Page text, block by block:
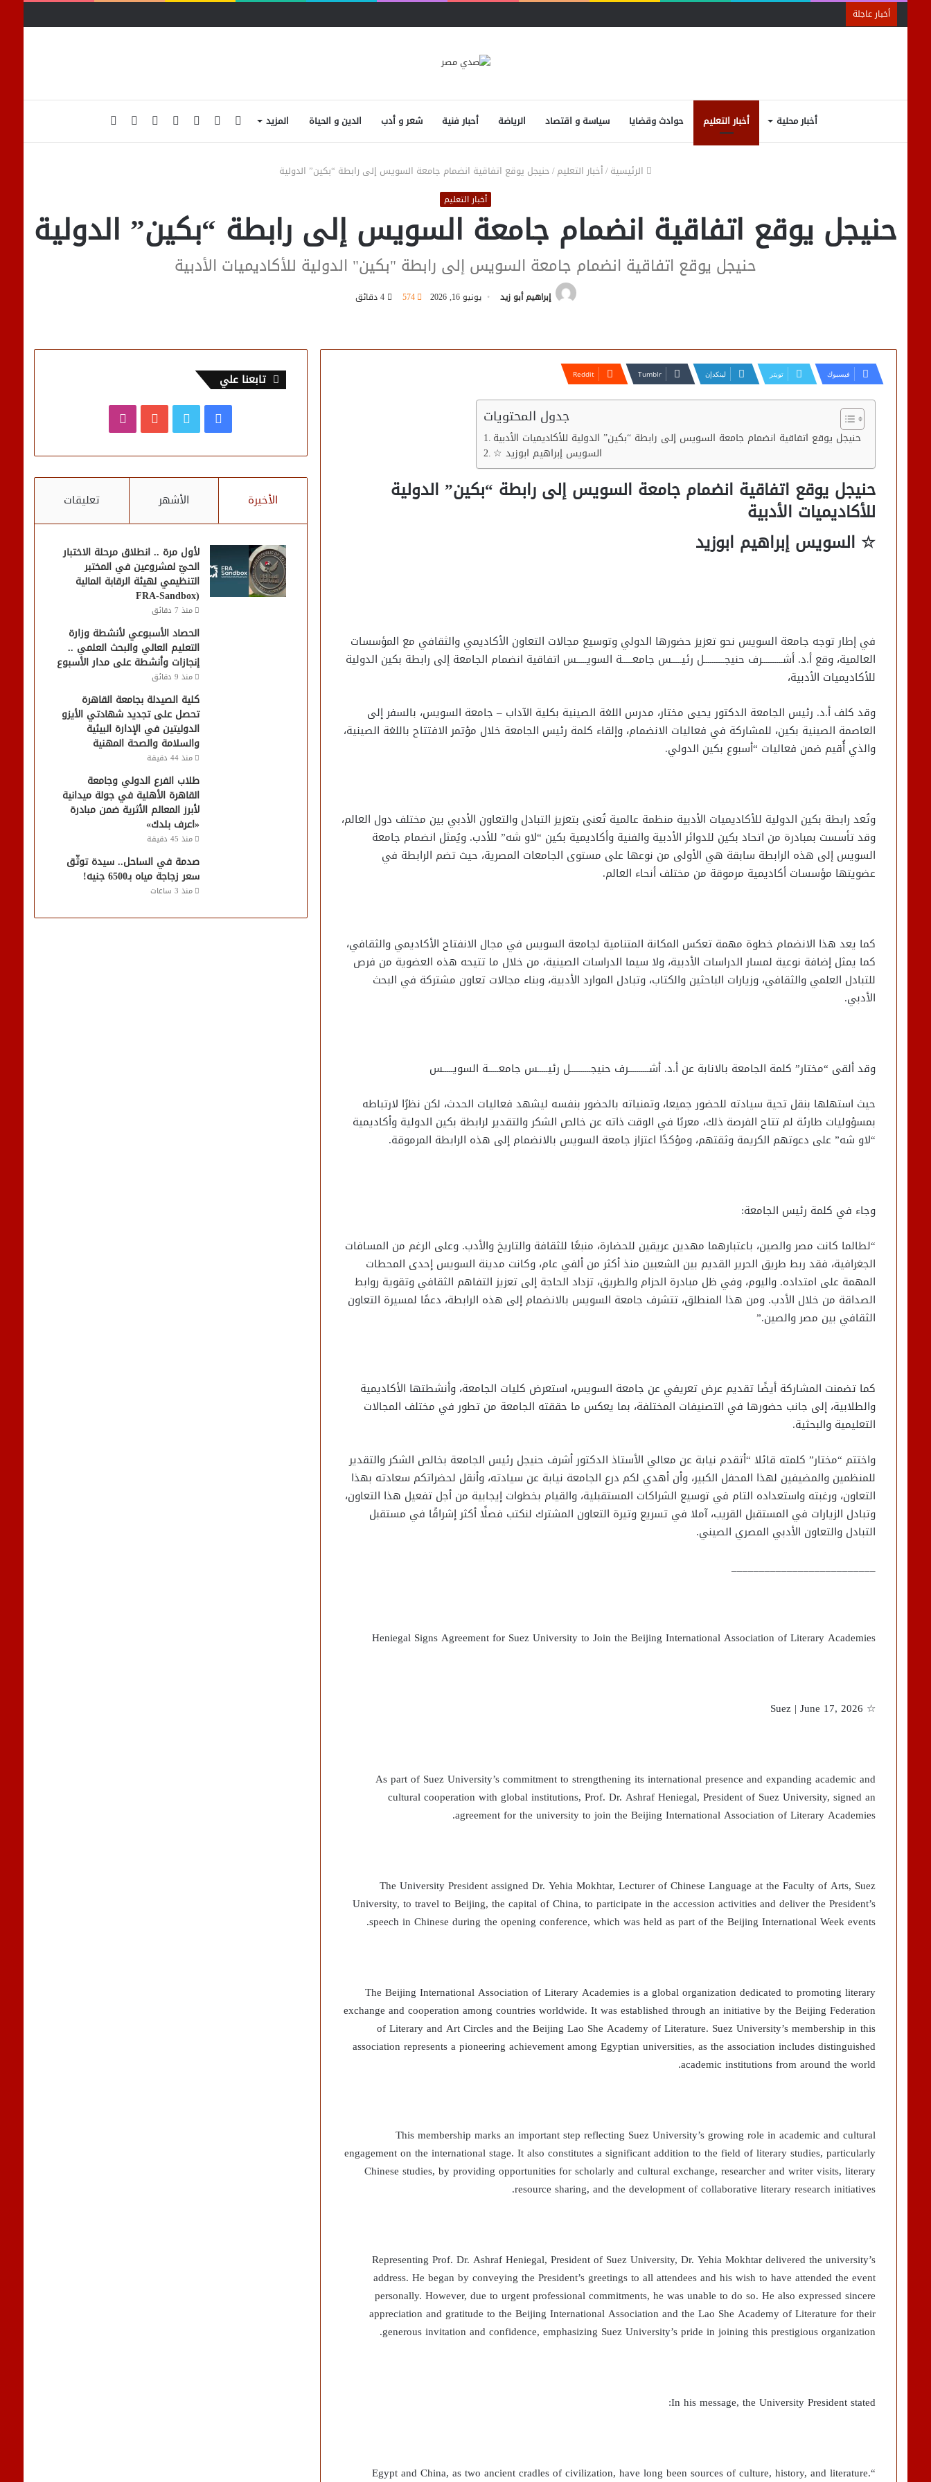
أخبار عاجلة
أخبار محلية أخبار التعليم حوادث وقضايا سياسة و اقتصاد الرياضة أحبار فنية شعر و أدب الدين و الحياة المزيد
الوضعإضافةتسجيل
انستقراميوتيوبتويتر
فيسبوك
الرئيسية/أخبار التعليم/حنيجل يوقع اتفاقية انضمام جامعة السويس إلى رابطة “بكين” الدولية
أخبار التعليم
حنيجل يوقع اتفاقية انضمام جامعة السويس إلى رابطة “بكين” الدولية
حنيجل يوقع اتفاقية انضمام جامعة السويس إلى رابطة "بكين" الدولية للأكاديميات الأدبية
إبراهيم أبو زيد يونيو 16, 2026 574 4 دقائق
فيسبوك تويتر لينكدإن
جدول المحتويات
حنيجل يوقع اتفاقية انضمام جامعة السويس إلى رابطة “بكين” الدولية للأكاديميات الأدبية
☆ السويس إبراهيم ابوزيد
حنيجل يوقع اتفاقية انضمام جامعة السويس إلى رابطة “بكين” الدولية
للأكاديميات الأدبية
☆ السويس إبراهيم ابوزيد
في إطار توجه جامعة السويس نحو تعزيز حضورها الدولي وتوسيع مجالات التعاون الأكاديمي والثقافي مع المؤسسات
العالمية، وقع أ.د. أشــــــــــرف حنيجــــــــــل رئيـــــس جامعـــــة السويـــــس اتفاقية انضمام الجامعة إلى رابطة بكين الدولية
للأكاديميات الأدبية،
وقد كلف أ.د. رئيس الجامعة الدكتور يحيى مختار، مدرس اللغة الصينية بكلية الآداب – جامعة السويس، بالسفر إلى
العاصمة الصينية بكين، للمشاركة في فعاليات الانضمام، وإلقاء كلمة رئيس الجامعة خلال مؤتمر الافتتاح باللغة الصينية،
والذي أُقيم ضمن فعاليات “أسبوع بكين الدولي.
وتُعد رابطة بكين الدولية للأكاديميات الأدبية منظمة عالمية تُعنى بتعزيز التبادل والتعاون الأدبي بين مختلف دول العالم،
وقد تأسست بمبادرة من اتحاد بكين للدوائر الأدبية والفنية وأكاديمية بكين “لاو شه” للأدب. ويُمثل انضمام جامعة
السويس إلى هذه الرابطة سابقة هي الأولى من نوعها على مستوى الجامعات المصرية، حيث تضم الرابطة في
عضويتها مؤسسات أكاديمية مرموقة من مختلف أنحاء العالم.
كما يعد هذا الانضمام خطوة مهمة تعكس المكانة المتنامية لجامعة السويس في مجال الانفتاح الأكاديمي والثقافي،
كما يمثل إضافة نوعية لمسار الدراسات الأدبية، ولا سيما الدراسات الصينية، من خلال ما تتيحه هذه العضوية من فرص
للتبادل العلمي والثقافي، وزيارات الباحثين والكتاب، وتبادل الموارد الأدبية، وبناء مجالات تعاون مشتركة في البحث
الأدبي.
وقد ألقى “مختار” كلمة الجامعة بالانابة عن أ.د. أشــــــــــرف حنيجــــــــــل رئيـــــس جامعـــــة السويـــــس
حيث استهلها بنقل تحية سيادته للحضور جميعا، وتمنياته بالحضور بنفسه ليشهد فعاليات الحدث، لكن نظرًا لارتباطه
بمسؤوليات طارئة لم تتاح الفرصة ذلك، معربًا في الوقت ذاته عن خالص الشكر والتقدير لرابطة بكين الدولية وأكاديمية
“لاو شه” على دعوتهم الكريمة وثقتهم، ومؤكدًا اعتزاز جامعة السويس بالانضمام إلى هذه الرابطة المرموقة.
وجاء في كلمة رئيس الجامعة:
“لطالما كانت مصر والصين، باعتبارهما مهدين عريقين للحضارة، منبعًا للثقافة والتاريخ والأدب. وعلى الرغم من المسافات
الجغرافية، فقد ربط طريق الحرير القديم بين الشعبين منذ أكثر من ألفي عام، وكانت مدينة السويس إحدى المحطات
المهمة على امتداده. واليوم، وفي ظل مبادرة الحزام والطريق، تزداد الحاجة إلى تعزيز التفاهم الثقافي وتقوية روابط
الصداقة من خلال الأدب. ومن هذا المنطلق، تتشرف جامعة السويس بالانضمام إلى هذه الرابطة، دعمًا لمسيرة التعاون
الثقافي بين مصر والصين.”
كما تضمنت المشاركة أيضًا تقديم عرض تعريفي عن جامعة السويس، استعرض كليات الجامعة، وأنشطتها الأكاديمية
والطلابية، إلى جانب حضورها في التصنيفات المختلفة، بما يعكس ما حققته الجامعة من تطور في مختلف المجالات
التعليمية والبحثية.
واختتم “مختار” كلمته قائلا “أتقدم نيابة عن معالي الأستاذ الدكتور أشرف حنيجل رئيس الجامعة بخالص الشكر والتقدير
للمنظمين والمضيفين لهذا المحفل الكبير، وأن أهدي لكم درع الجامعة نيابة عن سيادته، وأنقل لحضراتكم سعادته بهذا
التعاون، ورغبته واستعداده التام في توسيع الشراكات المستقبلية، والقيام بخطوات إيجابية من أجل تفعيل هذا التعاون،
وتبادل الزيارات في المستقبل القريب، آملا في تسريع وتيرة التعاون المشترك لنكتب فصلًا أكثر إشراقًا في مستقبل
التبادل والتعاون الأدبي المصري الصيني.
__________________________
Heniegal Signs Agreement for Suez University to Join the Beijing International Association of Literary Academies
☆ Suez | June 17, 2026
As part of Suez University’s commitment to strengthening its international presence and expanding academic and
cultural cooperation with global institutions, Prof. Dr. Ashraf Heniegal, President of Suez University, signed an
agreement for the university to join the Beijing International Association of Literary Academies.
The University President assigned Dr. Yehia Mokhtar, Lecturer of Chinese Language at the Faculty of Arts, Suez
University, to travel to Beijing, the capital of China, to participate in the accession activities and deliver the President’s
speech in Chinese during the opening conference, which was held as part of the Beijing International Week events.
The Beijing International Association of Literary Academies is a global organization dedicated to promoting literary
exchange and cooperation among countries worldwide. It was established through an initiative by the Beijing Federation
of Literary and Art Circles and the Beijing Lao She Academy of Literature. Suez University’s membership in this
association represents a pioneering achievement among Egyptian universities, as the association includes distinguished
academic institutions from around the world.
This membership marks an important step reflecting Suez University’s growing role in academic and cultural
engagement on the international stage. It also constitutes a significant addition to the field of literary studies, particularly
Chinese studies, by providing opportunities for scholarly and cultural exchange, researcher and writer visits, literary
resource sharing, and the development of collaborative literary research initiatives.
Representing Prof. Dr. Ashraf Heniegal, President of Suez University, Dr. Yehia Mokhtar delivered the university’s
address. He began by conveying the President’s greetings to all attendees and his wish to have attended the event
personally. However, due to urgent professional commitments, he was unable to do so. He also expressed sincere
appreciation and gratitude to the Beijing International Association and the Lao She Academy of Literature for their
generous invitation and confidence, emphasizing Suez University’s pride in joining this prestigious organization.
In his message, the University President stated:
“Egypt and China, as two ancient cradles of civilization, have long been sources of culture, history, and literature.
تابعنا علي
فيسبوك يوتيوب
الأخيرة الأشهر تعليقات
لأول مرة .. انطلاق مرحلة الاختبار
الحيّ لمشروعين في المختبر
التنظيمي لهيئة الرقابة المالية
(FRA-Sandbox
منذ 7 دقائق
الحصاد الأسبوعي لأنشطة وزارة
التعليم العالي والبحث العلمي ..
إنجازات وأنشطة على مدار الأسبوع
منذ 9 دقائق
كلية الصيدلة بجامعة القاهرة
تحصل على تجديد شهادتي الأيزو
الدوليتين في الإدارة البيئية
والسلامة والصحة المهنية
منذ 44 دقيقة
طلاب الفرع الدولي وجامعة
القاهرة الأهلية في جولة ميدانية
لأبرز المعالم الأثرية ضمن مبادرة
«اعرف بلدك»
منذ 45 دقيقة
صدمة في الساحل.. سيدة توثّق
سعر زجاجة مياه بـ6500 جنيه!
منذ 3 ساعات